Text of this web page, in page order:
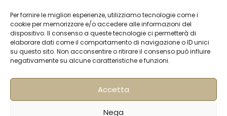
Per fornire le migliori esperienze, utilizziamo tecnologie come i
cookie per memorizzare e/o accedere alle informazioni del
dispositivo. Il consenso a queste tecnologie ci permetterà di
elaborare dati come il comportamento di navigazione o ID unici
su questo sito. Non acconsentire o ritirare il consenso può influire
negativamente su alcune caratteristiche e funzioni.
Accetta
Nega
Privacy & Cookie Policy
Informativa Newsletter
Iscriviti alla Newsletter
[mailup_form]